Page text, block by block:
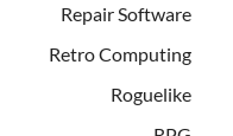
Repair Software
Retro Computing
Roguelike